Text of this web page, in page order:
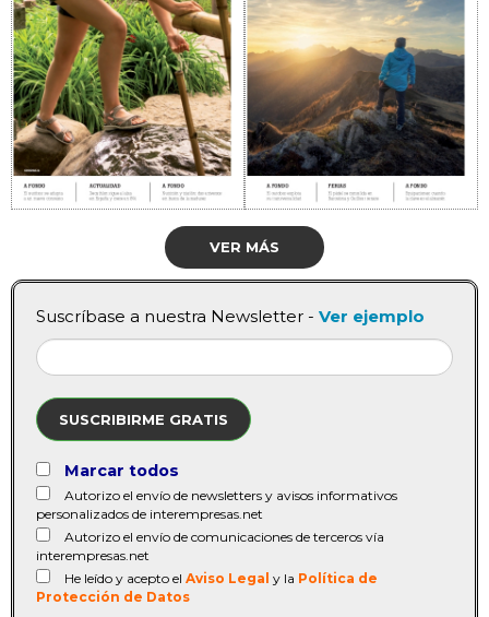
VER MÁS
Suscríbase a nuestra Newsletter - Ver ejemplo
SUSCRIBIRME GRATIS
Marcar todos
Autorizo el envío de newsletters y avisos informativos
personalizados de interempresas.net
Autorizo el envío de comunicaciones de terceros vía
interempresas.net
He leído y acepto el Aviso Legal y la Política de
Protección de Datos